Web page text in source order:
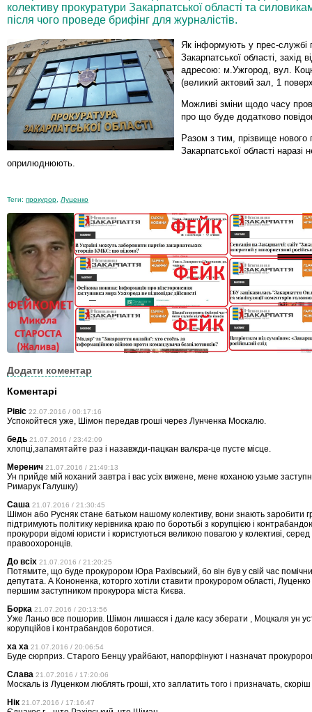
колективу прокуратури Закарпатської області та
після чого проведе брифінг для журналістів.
Як інформують у прес-службі
Закарпатської області, захід
адресою: м.Ужгород, вул.
(великий актовий зал, 1
Можливі зміни щодо часу
про що буде додатково
Разом з тим, прізвище нового
Закарпатської області наразі
оприлюднюють.
Теги: прокурор Луценко
Додати коментар
Коментарі
Рівіс 22.07.2016 / 00:17:16
Успокойтеся уже, Шімон передав гроші через Лунченка Москалю.
бедь 21.07.2016 / 23:42:09
хлопці,запамятайте раз і назавжди-пацкан валєра-це пусте місце.
Меренич 21.07.2016 / 21:49:13
Ун прийде мій коханий завтра і вас усіх вижене, мене коханою узьме
Римарук Галушку)
Саша 21.07.2016 / 21:30:45
Шімон або Русняк стане батьком нашому колективу, вони знають заробити
підтримують політику керівника краю по боротьбі з корупцією і
прокурори відомі юристи і користуються великою повагою у колективі, серед
правоохоронців.
До всіх 21.07.2016 / 21:20:25
Потямите, що буде прокурором Юра Рахівський, бо він був у свій час
депутата. А Кононенка, которго хотіли ставити прокурором області,
першим заступником прокурора міста Києва.
Борка 21.07.2016 / 20:13:56
Уже Ланьо все пошорив. Шімон лишаєся і дале касу зберати , Моцкаля ун
корупційов і контрабандов боротися.
ха ха 21.07.2016 / 20:06:54
Буде сюрприз. Старого Бенцу урайбают, напорфінуют і назначат
Слава 21.07.2016 / 17:20:06
Москаль із Луценком люблять гроші, хто заплатить того і призначать,
Нік 21.07.2016 / 17:16:47